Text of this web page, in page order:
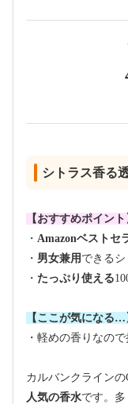
シトラス香る
【おすすめポイント
・ Amazonベストセ
・ 男女兼用 できるシ
・ たっぷり使える
【ここが気になる…
・軽めの香りなの
カルバンクラインの
人気の香水です。